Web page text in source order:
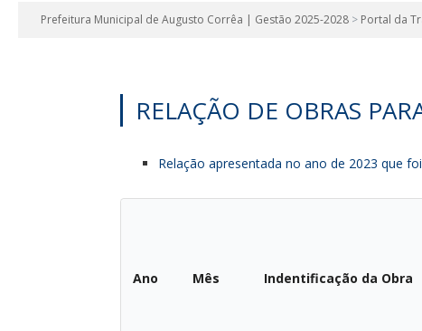
Prefeitura Municipal de Augusto Corrêa | Gestão 2025-2028 > Portal da
RELAÇÃO DE OBRAS
Relação apresentada no ano de 2023 que
Ano Mês Indentificação da Obra